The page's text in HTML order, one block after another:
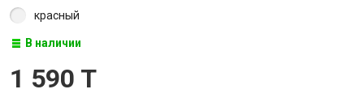
красный
В наличии
1 590 T